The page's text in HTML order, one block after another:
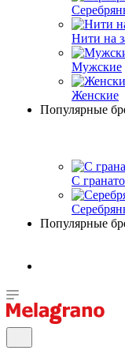
Нити на
Мужские
Женские
Популярные
С
Популярные